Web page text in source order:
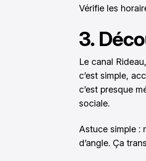
Vérifie les
3.
Le canal
c’est simple,
c’est presque
sociale.
Astuce simple :
d’angle. Ça